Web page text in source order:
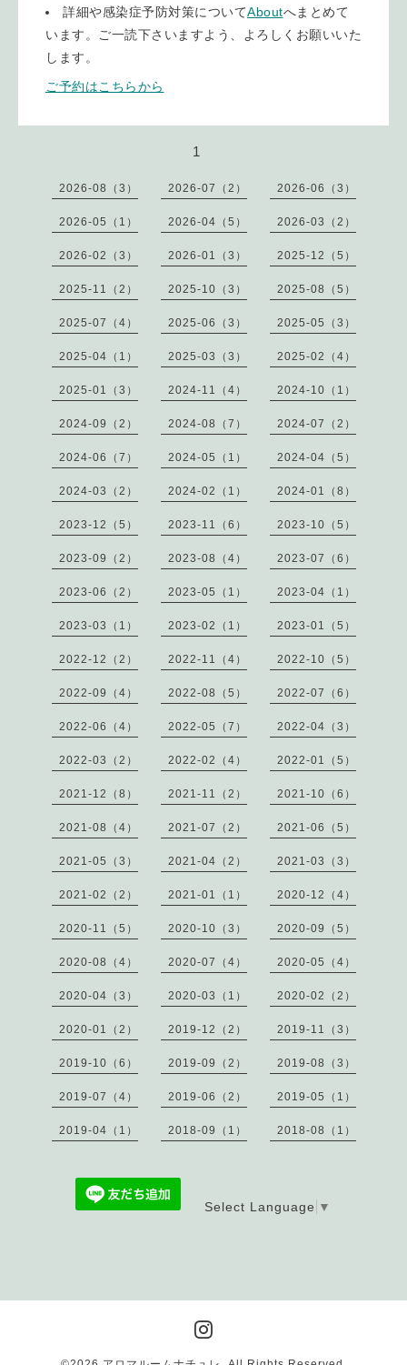
詳細や感染症予防対策についてAboutへまとめて
います。ご一読下さいますよう、よろしくお願いいた
します。
ご予約はこちらから
1
2026-08（3） 2026-07（2） 2026-06（3）
2026-05（1） 2026-04（5） 2026-03（2）
2026-02（3） 2026-01（3） 2025-12（5）
2025-11（2） 2025-10（3） 2025-08（5）
2025-07（4） 2025-06（3） 2025-05（3）
2025-04（1） 2025-03（3） 2025-02（4）
2025-01（3） 2024-11（4） 2024-10（1）
2024-09（2） 2024-08（7） 2024-07（2）
2024-06（7） 2024-05（1） 2024-04（5）
2024-03（2） 2024-02（1） 2024-01（8）
2023-12（5） 2023-11（6） 2023-10（5）
2023-09（2） 2023-08（4） 2023-07（6）
2023-06（2） 2023-05（1） 2023-04（1）
2023-03（1） 2023-02（1） 2023-01（5）
2022-12（2） 2022-11（4） 2022-10（5）
2022-09（4） 2022-08（5） 2022-07（6）
2022-06（4） 2022-05（7） 2022-04（3）
2022-03（2） 2022-02（4） 2022-01（5）
2021-12（8） 2021-11（2） 2021-10（6）
2021-08（4） 2021-07（2） 2021-06（5）
2021-05（3） 2021-04（2） 2021-03（3）
2021-02（2） 2021-01（1） 2020-12（4）
2020-11（5） 2020-10（3） 2020-09（5）
2020-08（4） 2020-07（4） 2020-05（4）
2020-04（3） 2020-03（1） 2020-02（2）
2020-01（2） 2019-12（2） 2019-11（3）
2019-10（6） 2019-09（2） 2019-08（3）
2019-07（4） 2019-06（2） 2019-05（1）
2019-04（1） 2018-09（1） 2018-08（1）
Select Language ▼